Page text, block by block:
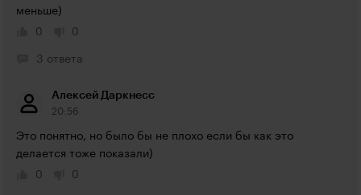
меньше)
0
0
3 ответа
Алексей Даркнесс
20:56
Это понятно, но было бы не плохо если бы как это
делается тоже показали)
0
0